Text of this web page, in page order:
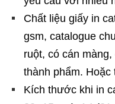
Chất liệu giấy in
gsm, catalogue
ruột, có cán
thành phẩm. Hoặc
Kích thước khi in